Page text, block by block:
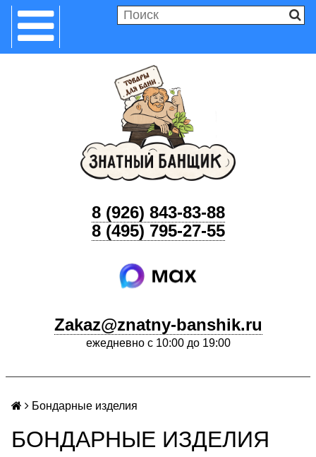
8 (926) 843-83-88
8 (495) 795-27-55
Zakaz@znatny-banshik.ru
ежедневно с 10:00 до 19:00
Бондарные изделия
БОНДАРНЫЕ ИЗДЕЛИЯ